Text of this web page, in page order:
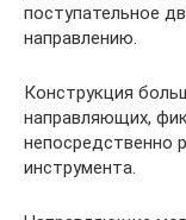
поступательное
направлению.
Конструкция
направляющих,
непосредственно
инструмента.